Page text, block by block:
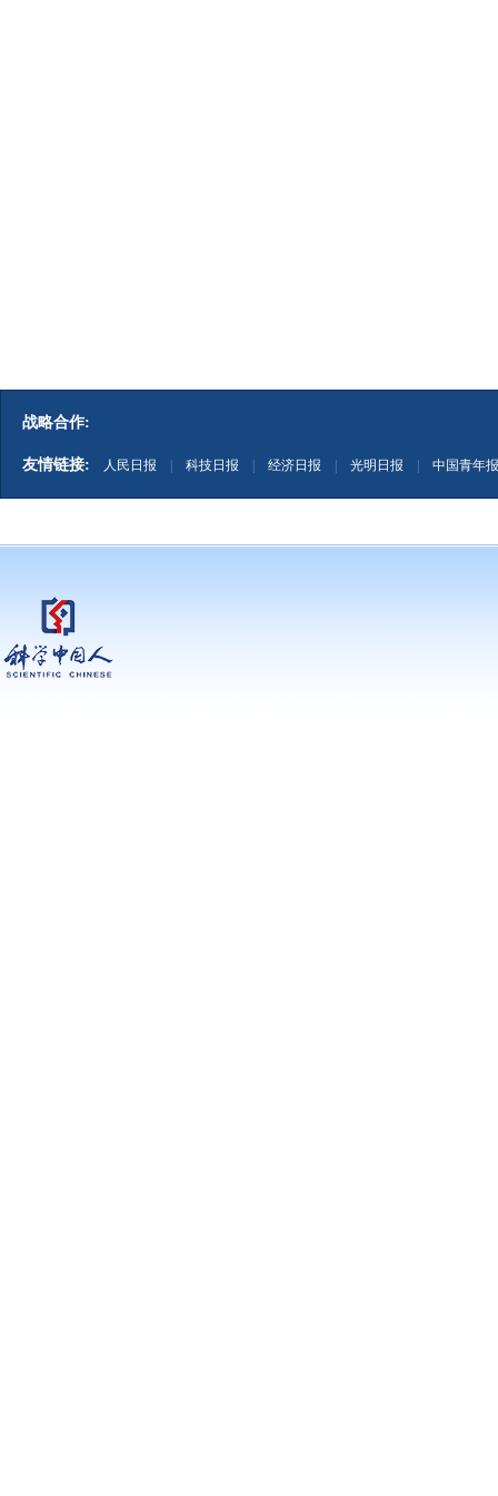
战略合作:
友情链接: 人民日报 科技日报 经济日报 光明日报 中国青年报